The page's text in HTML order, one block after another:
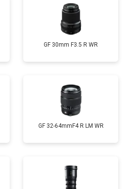
GF 30mm F3.5 R WR
GF 32-64mmF4 R LM WR